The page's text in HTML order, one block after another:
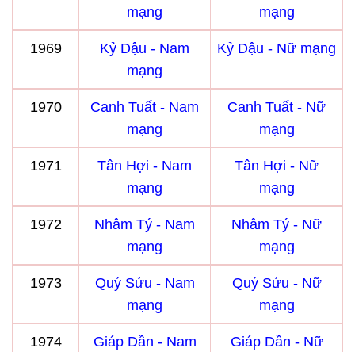
mạng mạng
1969
Kỷ Dậu - Nam
mạng
Kỷ Dậu - Nữ mạng
1970
Canh Tuất - Nam
mạng
Canh Tuất - Nữ
mạng
1971
Tân Hợi - Nam
mạng
Tân Hợi - Nữ
mạng
1972
Nhâm Tý - Nam
mạng
Nhâm Tý - Nữ
mạng
1973
Quý Sửu - Nam
mạng
Quý Sửu - Nữ
mạng
1974
Giáp Dần - Nam
Giáp Dần - Nữ